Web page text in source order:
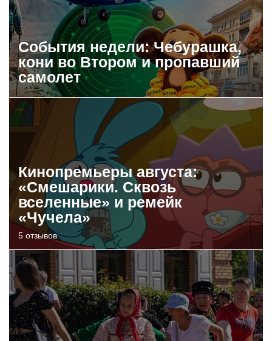
События недели: Чебурашка,
кони во Втором и пропавший
самолет
Кинопремьеры августа:
«Смешарики. Сквозь
вселенные» и ремейк
«Чучела»
5 отзывов